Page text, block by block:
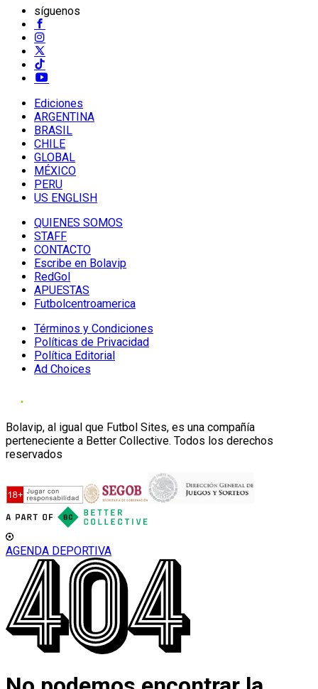
síguenos
Ediciones
ARGENTINA
BRASIL
CHILE
GLOBAL
MÉXICO
PERU
US ENGLISH
QUIENES SOMOS
STAFF
CONTACTO
Escribe en Bolavip
RedGol
APUESTAS
Futbolcentroamerica
Términos y Condiciones
Políticas de Privacidad
Política Editorial
Ad Choices
Bolavip, al igual que Futbol Sites, es una compañía
perteneciente a Better Collective. Todos los derechos
reservados
AGENDA DEPORTIVA